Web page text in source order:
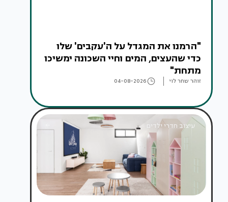
"הרמנו את המגדל על ה'עקבים' שלו
כדי שהעצים, המים וחיי השכונה ימשיכו
מתחת"
זוהר שחר לוי 04-08-2026
עיצוב חדרי ילדים